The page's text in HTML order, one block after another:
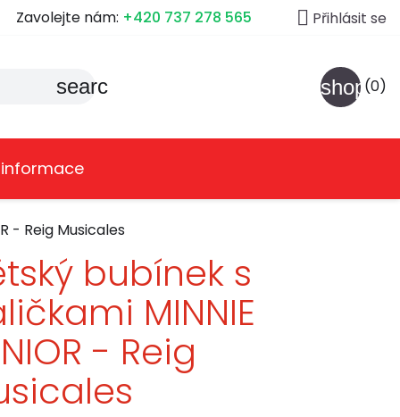
Zavolejte nám: +420 737 278 565  Přihlásit se
search (0)
- Reig Musicales
bubínek s
MINNIE
- Reig